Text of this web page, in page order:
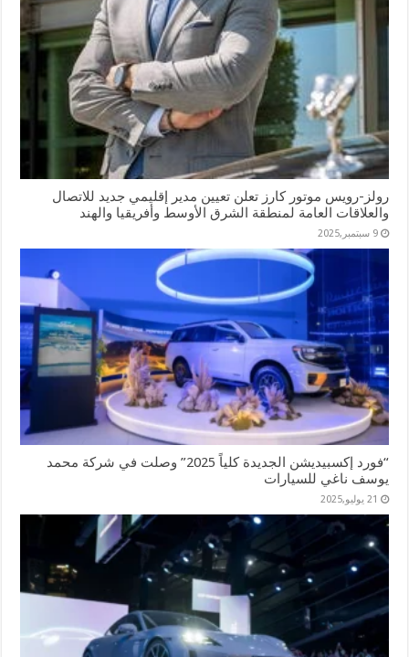
رولز-رويس موتور كارز تعلن تعيين مدير إقليمي جديد للاتصال
والعلاقات العامة لمنطقة الشرق الأوسط وأفريقيا والهند
9 سبتمبر,2025
“فورد إكسبيديشن الجديدة كلياً 2025” وصلت في شركة محمد
يوسف ناغي للسيارات
21 يوليو,2025